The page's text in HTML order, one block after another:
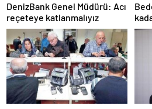
DenizBank Genel Müdürü: Acı
reçeteye katlanmalıyız